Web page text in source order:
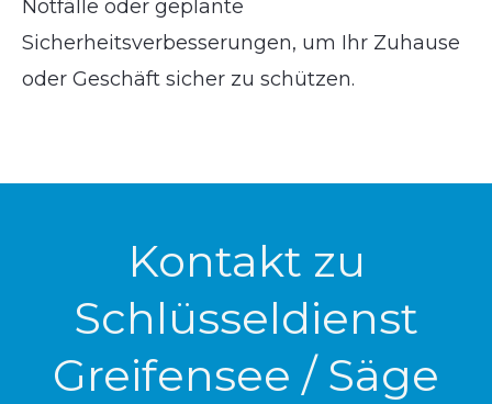
Notfälle oder geplante
Sicherheitsverbesserungen, um Ihr Zuhause
oder Geschäft sicher zu schützen.
Kontakt zu
Schlüsseldienst
Greifensee / Säge